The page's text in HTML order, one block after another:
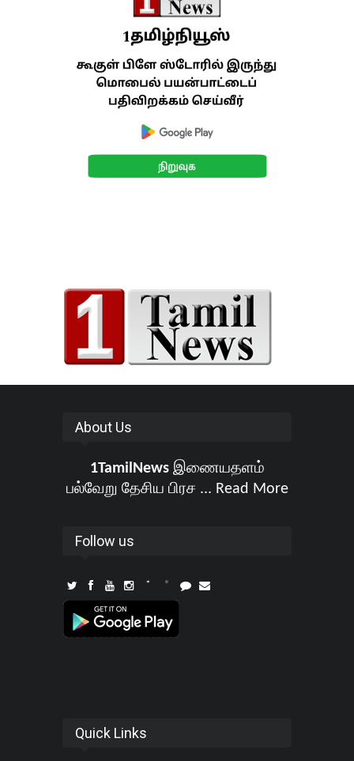
About Us
1TamilNewsஇணையதளம்
பல்வேறு தேசிய பிரச ... Read More
Follow us
Quick Links